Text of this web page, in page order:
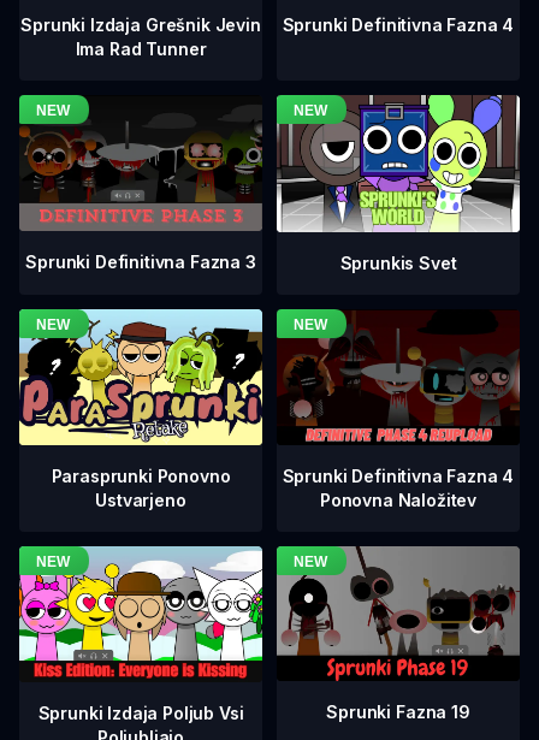
Sprunki Izdaja Grešnik Jevin
Ima Rad Tunner
Sprunki Definitivna Fazna 4
Sprunki Definitivna Fazna 3 Sprunkis Svet
Parasprunki Ponovno
Ustvarjeno
Sprunki Definitivna Fazna 4
Ponovna Naložitev
Sprunki Izdaja Poljub Vsi
Sprunki Fazna 19